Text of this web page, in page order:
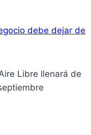
debe dejar de